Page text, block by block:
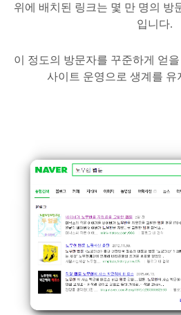
위에 배치된 링크는 몇 만 명의 방
입니다.
이 정도의 방문자를 꾸준하게 얻
사이트 운영으로 생계를 유